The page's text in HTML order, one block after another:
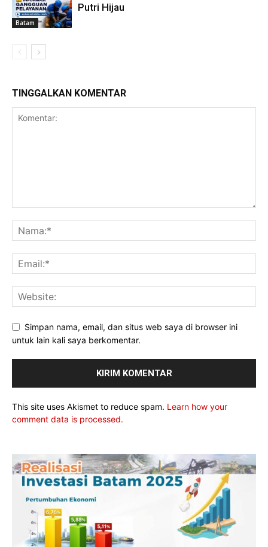
Batam
Putri Hijau
TINGGALKAN KOMENTAR
Simpan nama, email, dan situs web saya di browser ini
untuk lain kali saya berkomentar.
This site uses Akismet to reduce spam. Learn how your
comment data is processed.